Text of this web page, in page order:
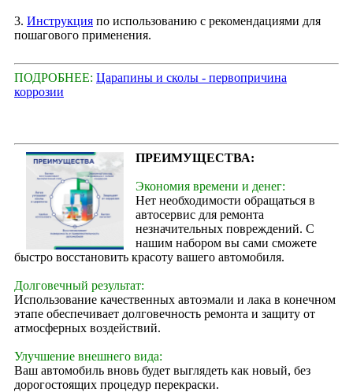
3. Инструкция по использованию с рекомендациями для
пошагового применения.
ПОДРОБНЕЕ: Царапины и сколы - первопричина
коррозии
ПРЕИМУЩЕСТВА:
Экономия времени и денег:
Нет необходимости обращаться в
автосервис для ремонта
незначительных повреждений. С
нашим набором вы сами сможете
быстро восстановить красоту вашего автомобиля.
Долговечный результат:
Использование качественных автоэмали и лака в конечном
этапе обеспечивает долговечность ремонта и защиту от
атмосферных воздействий.
Улучшение внешнего вида:
Ваш автомобиль вновь будет выглядеть как новый, без
дорогостоящих процедур перекраски.